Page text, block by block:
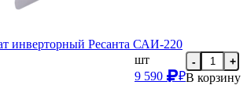
инверторный Ресанта САИ-220
шт
9 590
₽
- +
В корзину